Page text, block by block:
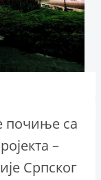
почиње са
–
Српског